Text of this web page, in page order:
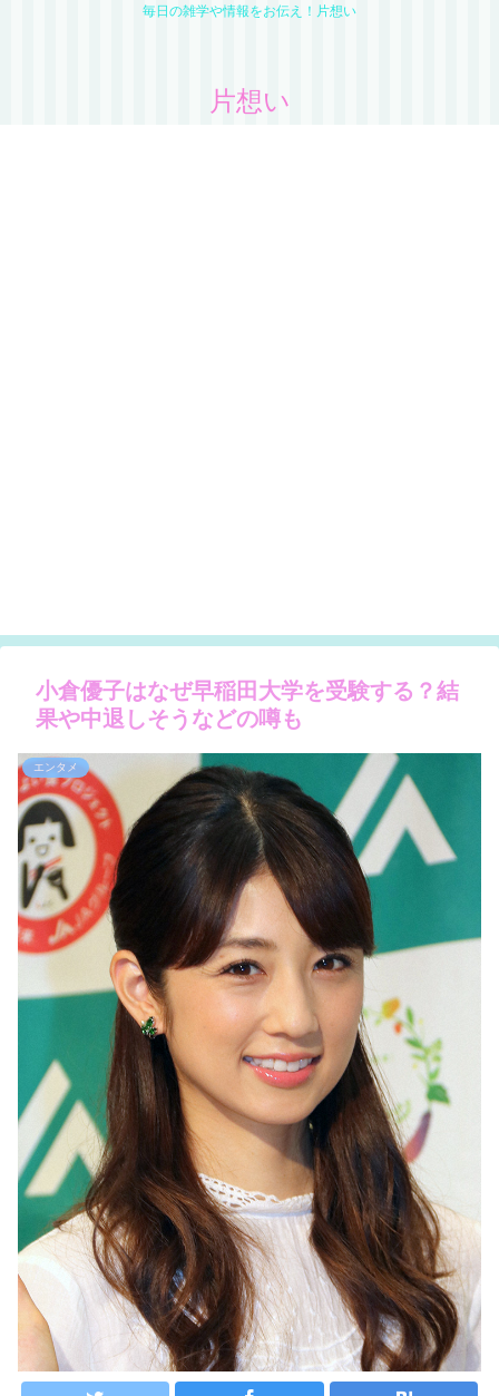
毎日の雑学や情報をお伝え！片想い
片想い
小倉優子はなぜ早稲田大学を受験する？結
果や中退しそうなどの噂も
エンタメ